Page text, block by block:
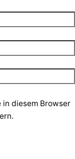
in diesem Browser